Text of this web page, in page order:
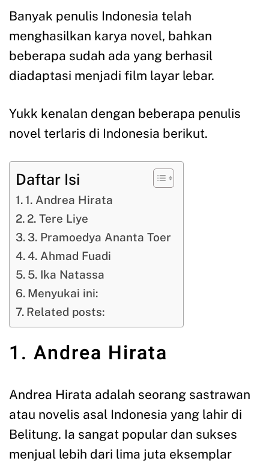
Banyak penulis Indonesia telah
menghasilkan karya novel, bahkan
beberapa sudah ada yang berhasil
diadaptasi menjadi film layar lebar.
Yukk kenalan dengan beberapa penulis
novel terlaris di Indonesia berikut.
Daftar Isi
1. Andrea Hirata
2. Tere Liye
3. Pramoedya Ananta Toer
4. Ahmad Fuadi
5. Ika Natassa
Menyukai ini:
Related posts:
1. Andrea Hirata
Andrea Hirata adalah seorang sastrawan
atau novelis asal Indonesia yang lahir di
Belitung. Ia sangat popular dan sukses
menjual lebih dari lima juta eksemplar